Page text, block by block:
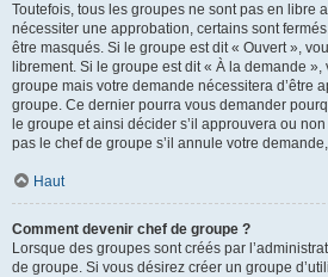
Toutefois, tous les groupes ne sont pas en libre
nécessiter une approbation, certains sont
être masqués. Si le groupe est dit « Ouvert »,
librement. Si le groupe est dit « À la demande
groupe mais votre demande nécessitera d’être
groupe. Ce dernier pourra vous demander
le groupe et ainsi décider s’il approuvera ou
pas le chef de groupe s’il annule votre
Haut
Comment devenir chef de groupe ?
Lorsque des groupes sont créés par
de groupe. Si vous désirez créer un groupe